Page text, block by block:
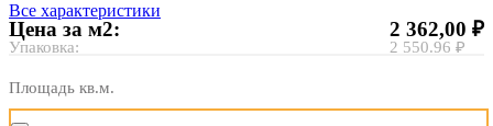
Все характеристики
Цена за м2:
Упаковка:
2 362,00 ₽
2 550.96 ₽
Площадь кв.м.